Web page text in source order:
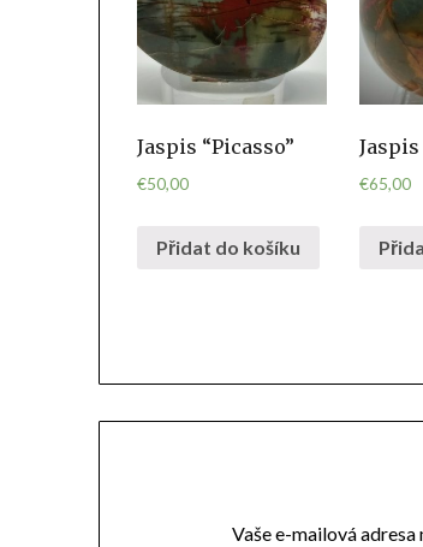
Jaspis “Picasso”
€50,00
Přidat do košíku
Jaspis
€65,00
Vaše e-mailová adresa